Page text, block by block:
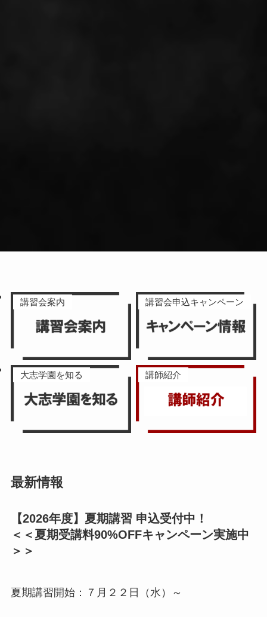
講習会案内 講習会申込キャンペーン
大志学園を知る 講師紹介
最新情報
【2026年度】夏期講習 申込受付中！
＜＜夏期受講料90%OFFキャンペーン実施中
＞＞
夏期講習開始：７月２２日（水）～